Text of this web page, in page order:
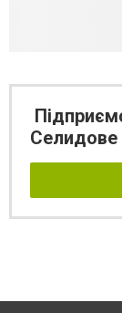
Селидове